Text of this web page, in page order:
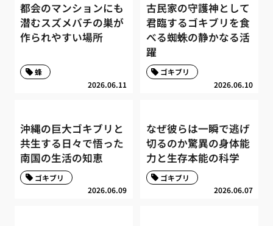
都会のマンションにも
潜むスズメバチの巣が
作られやすい場所
2026.06.11
蜂
古民家の守護神として
君臨するゴキブリを食
べる蜘蛛の静かなる活
躍
2026.06.10
ゴキブリ
沖縄の巨大ゴキブリと
共生する日々で悟った
南国の生活の知恵
2026.06.09
ゴキブリ
なぜ彼らは一瞬で逃げ
切るのか驚異の身体能
力と生存本能の科学
2026.06.07
ゴキブリ